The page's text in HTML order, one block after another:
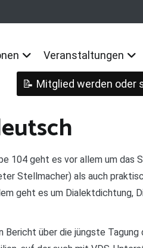
Veranstaltungen
Mitglied werden oder
104 geht es vor allem um das
Stellmacher) als auch
geht es um Dialektdichtung,
Bericht über die jüngste Tagung